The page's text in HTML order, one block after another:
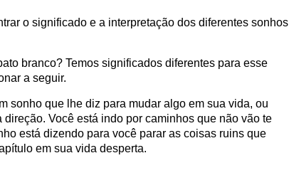
o significado e a interpretação dos diferentes sonhos
branco? Temos significados diferentes para esse
a seguir.
sonho que lhe diz para mudar algo em sua vida, ou
Você está indo por caminhos que não vão te
está dizendo para você parar as coisas ruins que
em sua vida desperta.